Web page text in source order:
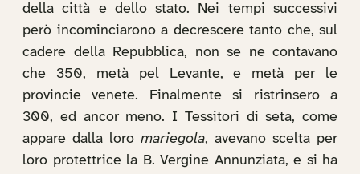
della città e dello stato. Nei tempi successivi
però incominciarono a decrescere tanto che, sul
cadere della Repubblica, non se ne contavano
che 350, metà pel Levante, e metà per le
provincie venete. Finalmente si ristrinsero a
300, ed ancor meno. I Tessitori di seta, come
appare dalla loro mariegola, avevano scelta per
loro protettrice la B. Vergine Annunziata, e si ha